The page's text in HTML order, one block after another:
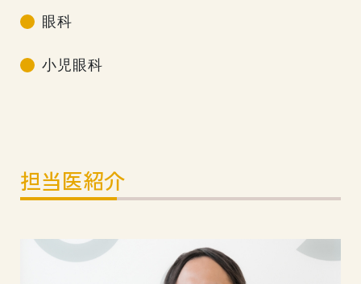
眼科
小児眼科
担当医紹介